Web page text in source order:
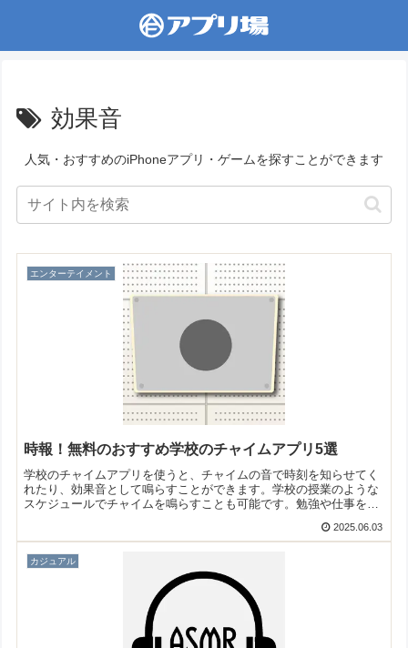
効果音
人気・おすすめのiPhoneアプリ・ゲームを探すことができます
エンターテイメント
時報！無料のおすすめ学校のチャイムアプリ5選
学校のチャイムアプリを使うと、チャイムの音で時刻を知らせてく
れたり、効果音として鳴らすことができます。学校の授業のような
スケジュールでチャイムを鳴らすことも可能です。勉強や仕事をす
2025.06.03
カジュアル